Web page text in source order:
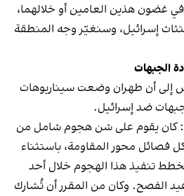
غضون هذين العامين أو خلالهما،
إسرائيل، وسنغيّر وجه المنطقة
الجبهات
إلى أن طهران وضعت سيناريوهات
ضد إسرائيل.
كان يقوم على شن هجوم شامل من
فصائل محور المقاومة، باستثناء
تنفيذ هذا الهجوم خلال أحد
الفصح. وكان من المقرر أن تُشارك